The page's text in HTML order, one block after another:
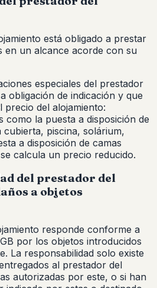
está obligado a prestar
en un alcance acorde con su
especiales del prestador
obligación de indicación y que
precio del alojamiento:
como la puesta a disposición de
cubierta, piscina, solárium,
a disposición de camas
calcula un precio reducido.
del prestador del
a objetos
responde conforme a
por los objetos introducidos
La responsabilidad solo existe
al prestador del
autorizadas por este, o si han